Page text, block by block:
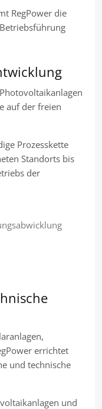
RegPower die
auf der freien
Prozesskette
Standorts bis
der
errichtet
und technische
und